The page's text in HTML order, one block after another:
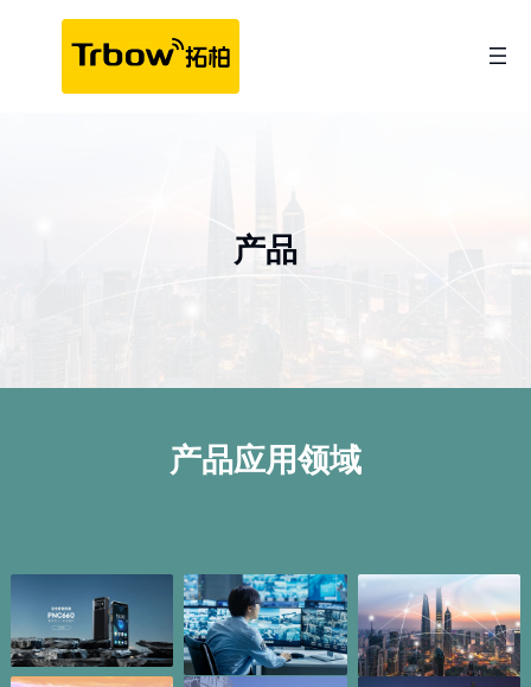
产品
产品应用领域